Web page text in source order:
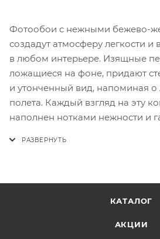
Фотообои с нежными бежево-
создадут атмосферу легкости и
в любом интерьере. Изящные
ложащиеся на фоне, придают
и утонченный вид, напоминая о
полета. Каждый взгляд на эту
наполнен нотками нежности и
КАТАЛОГ
АКЦИИ